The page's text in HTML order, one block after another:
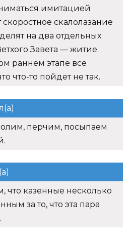
имитацией
скалолазание
на два отдельных
Завета — житие.
раннем этапе всё
что-то пойдет не так.
перчим, посыпаем
что казенные несколько
за то, что эта пара